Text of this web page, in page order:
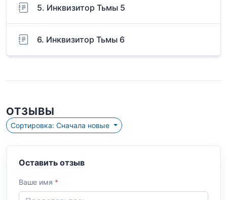
5. Инквизитор Тьмы 5
6. Инквизитор Тьмы 6
ОТЗЫВЫ
Сортировка: Сначала новые
Оставить отзыв
Ваше имя *